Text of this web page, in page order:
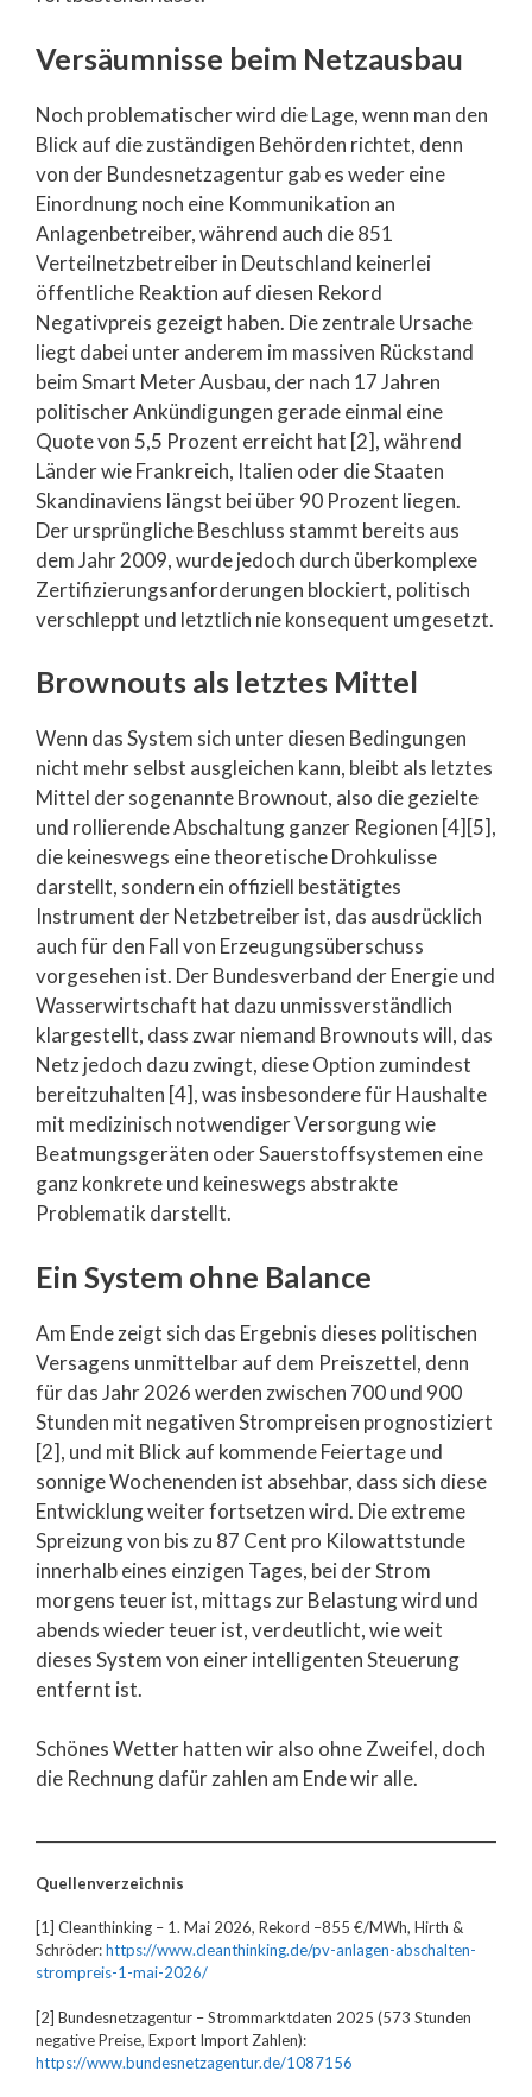
Versäumnisse beim Netzausbau
Noch problematischer wird die Lage, wenn man den
Blick auf die zuständigen Behörden richtet, denn
von der Bundesnetzagentur gab es weder eine
Einordnung noch eine Kommunikation an
Anlagenbetreiber, während auch die 851
Verteilnetzbetreiber in Deutschland keinerlei
öffentliche Reaktion auf diesen Rekord
Negativpreis gezeigt haben. Die zentrale Ursache
liegt dabei unter anderem im massiven Rückstand
beim Smart Meter Ausbau, der nach 17 Jahren
politischer Ankündigungen gerade einmal eine
Quote von 5,5 Prozent erreicht hat [2], während
Länder wie Frankreich, Italien oder die Staaten
Skandinaviens längst bei über 90 Prozent liegen.
Der ursprüngliche Beschluss stammt bereits aus
dem Jahr 2009, wurde jedoch durch überkomplexe
Zertifizierungsanforderungen blockiert, politisch
verschleppt und letztlich nie konsequent umgesetzt.
Brownouts als letztes Mittel
Wenn das System sich unter diesen Bedingungen
nicht mehr selbst ausgleichen kann, bleibt als letztes
Mittel der sogenannte Brownout, also die gezielte
und rollierende Abschaltung ganzer Regionen [4][5],
die keineswegs eine theoretische Drohkulisse
darstellt, sondern ein offiziell bestätigtes
Instrument der Netzbetreiber ist, das ausdrücklich
auch für den Fall von Erzeugungsüberschuss
vorgesehen ist. Der Bundesverband der Energie und
Wasserwirtschaft hat dazu unmissverständlich
klargestellt, dass zwar niemand Brownouts will, das
Netz jedoch dazu zwingt, diese Option zumindest
bereitzuhalten [4], was insbesondere für Haushalte
mit medizinisch notwendiger Versorgung wie
Beatmungsgeräten oder Sauerstoffsystemen eine
ganz konkrete und keineswegs abstrakte
Problematik darstellt.
Ein System ohne Balance
Am Ende zeigt sich das Ergebnis dieses politischen
Versagens unmittelbar auf dem Preiszettel, denn
für das Jahr 2026 werden zwischen 700 und 900
Stunden mit negativen Strompreisen prognostiziert
[2], und mit Blick auf kommende Feiertage und
sonnige Wochenenden ist absehbar, dass sich diese
Entwicklung weiter fortsetzen wird. Die extreme
Spreizung von bis zu 87 Cent pro Kilowattstunde
innerhalb eines einzigen Tages, bei der Strom
morgens teuer ist, mittags zur Belastung wird und
abends wieder teuer ist, verdeutlicht, wie weit
dieses System von einer intelligenten Steuerung
entfernt ist.
Schönes Wetter hatten wir also ohne Zweifel, doch
die Rechnung dafür zahlen am Ende wir alle.
Quellenverzeichnis
[1] Cleanthinking – 1. Mai 2026, Rekord –855 €/MWh, Hirth &
Schröder:https://www.cleanthinking.de/pv-anlagen-abschalten-
strompreis-1-mai-2026/
[2] Bundesnetzagentur – Strommarktdaten 2025 (573 Stunden
negative Preise, Export Import Zahlen):
https://www.bundesnetzagentur.de/1087156